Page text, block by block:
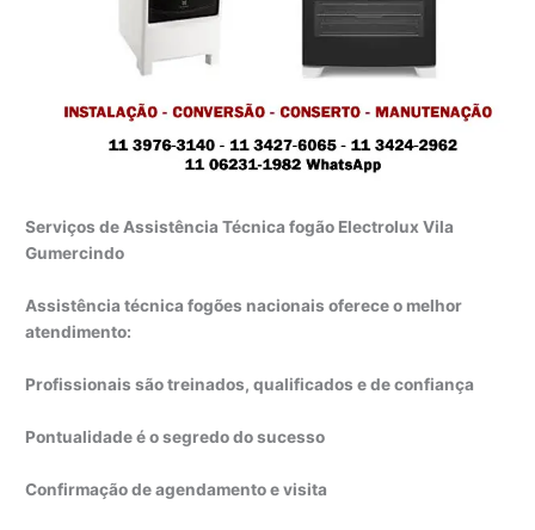
Serviços de Assistência Técnica fogão Electrolux Vila
Gumercindo
Assistência técnica fogões nacionais oferece o melhor
atendimento:
Profissionais são treinados, qualificados e de confiança
Pontualidade é o segredo do sucesso
Confirmação de agendamento e visita